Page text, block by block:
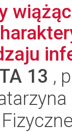
13 ,